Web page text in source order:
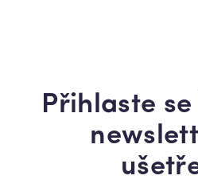
Přihlaste